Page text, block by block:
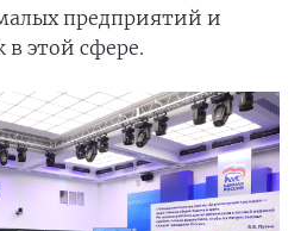
предприятий и
в этой сфере.